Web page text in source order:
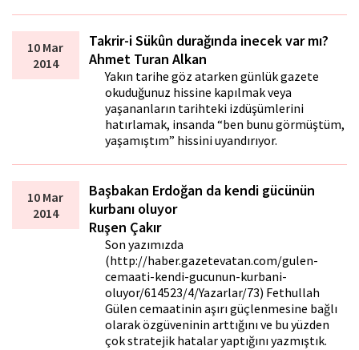
10 Mar
2014
Takrir-i Sükûn durağında inecek var mı?
Ahmet Turan Alkan
Yakın tarihe göz atarken günlük gazete
okuduğunuz hissine kapılmak veya
yaşananların tarihteki izdüşümlerini
hatırlamak, insanda “ben bunu görmüştüm,
yaşamıştım” hissini uyandırıyor.
10 Mar
2014
Başbakan Erdoğan da kendi gücünün
kurbanı oluyor
Ruşen Çakır
Son yazımızda
(http://haber.gazetevatan.com/gulen-
cemaati-kendi-gucunun-kurbani-
oluyor/614523/4/Yazarlar/73) Fethullah
Gülen cemaatinin aşırı güçlenmesine bağlı
olarak özgüveninin arttığını ve bu yüzden
çok stratejik hatalar yaptığını yazmıştık.